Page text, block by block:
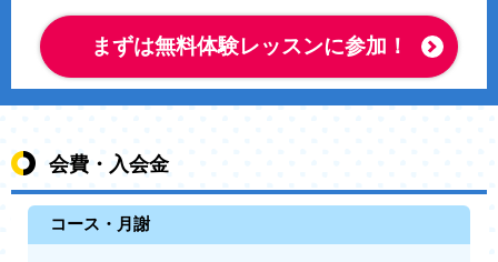
まずは無料体験レッスンに参加！
会費・入会金
コース・月謝